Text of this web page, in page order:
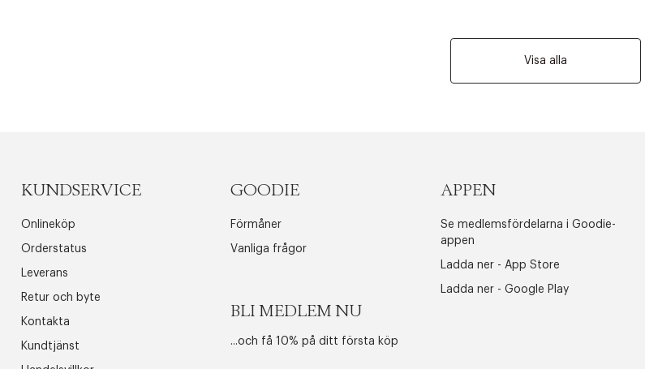
Visa alla
KUNDSERVICE
Onlineköp
Orderstatus
Leverans
Retur och byte
Kontakta
Kundtjänst
GOODIE
Förmåner
Vanliga frågor
BLI MEDLEM NU
...och få 10% på ditt första köp
APPEN
Se medlemsfördelarna i Goodie-
appen
Ladda ner - App Store
Ladda ner - Google Play